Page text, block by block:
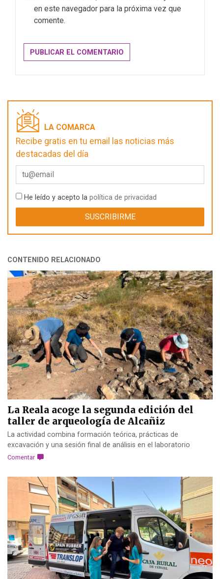
en este navegador para la próxima vez que
comente.
LA COMARCA
Recibe gratis en tu email las noticias más
destacadas del día
He leído y acepto la política de privacidad
CONTENIDO RELACIONADO
La Reala acoge la segunda edición del
taller de arqueología de Alcañiz
La actividad combina formación teórica, prácticas de
excavación y una sesión final de análisis en el laboratorio
Comentar